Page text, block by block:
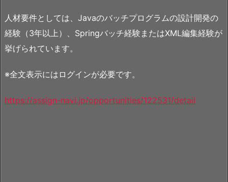
人材要件としては、Javaのバッチプログラムの設計開発の
経験（3年以上）、Springバッチ経験またはXML編集経験が
挙げられています。
※全文表示にはログインが必要です。
https://assign-navi.jp/opportunities/122531/detail